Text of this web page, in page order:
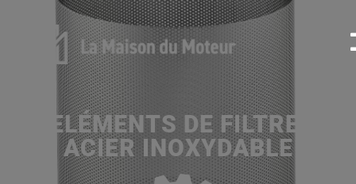
ELÉMENTS DE FILTRE,
ACIER INOXYDABLE